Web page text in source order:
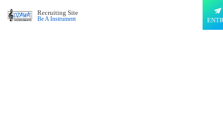
Recruiting Site
Be A Instrument